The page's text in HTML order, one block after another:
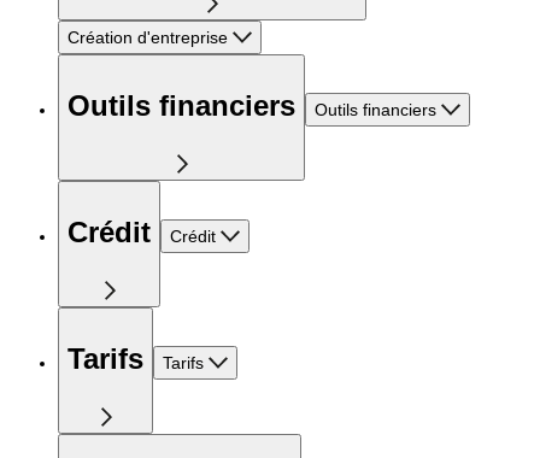
Création d'entreprise
Outils financiers Outils financiers
Crédit Crédit
Tarifs Tarifs